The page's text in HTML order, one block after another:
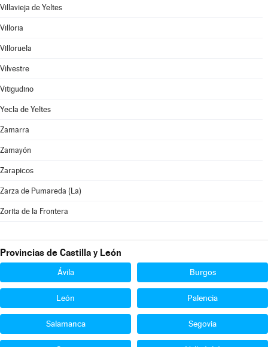
Villavieja de Yeltes
Villoria
Villoruela
Vilvestre
Vitigudino
Yecla de Yeltes
Zamarra
Zamayón
Zarapicos
Zarza de Pumareda (La)
Zorita de la Frontera
Provincias de Castilla y León
Ávila Burgos
León Palencia
Salamanca Segovia